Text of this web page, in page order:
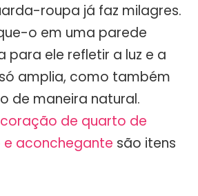
roupa já faz milagres.
o em uma parede
para ele refletir a luz e a
amplia, como também
de maneira natural.
de quarto de
aconchegante são itens